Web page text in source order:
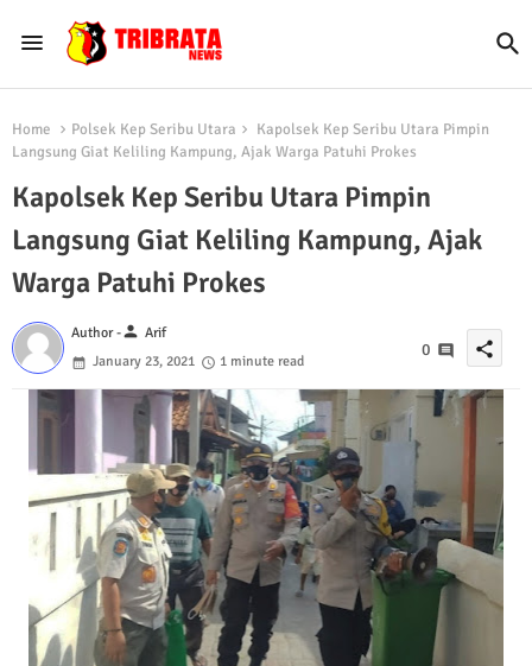
Home Polsek Kep Seribu Utara
Kapolsek Kep Seribu Utara Pimpin
Langsung Giat Keliling Kampung, Ajak Warga Patuhi Prokes
Kapolsek Kep Seribu Utara Pimpin
Langsung Giat Keliling Kampung, Ajak
Warga Patuhi Prokes
Author -person Arif
January 23, 2021
1 minute read
0 share